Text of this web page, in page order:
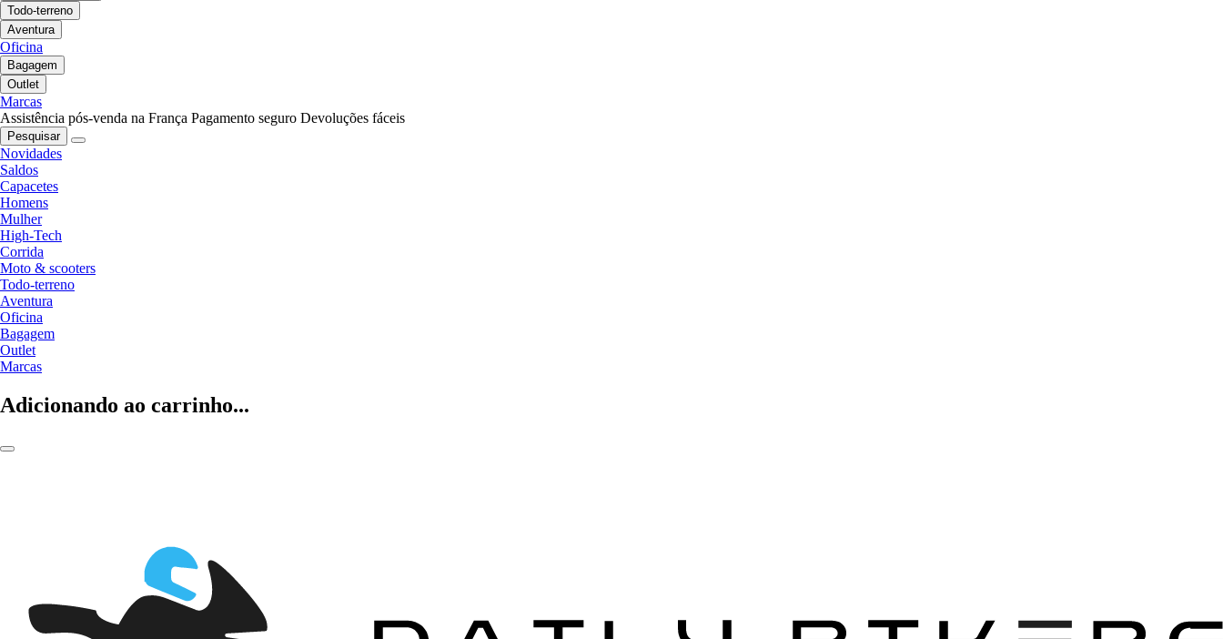
Todo-terreno
Aventura
Oficina
Bagagem
Outlet
Marcas
Assistência pós-venda na França Pagamento seguro Devoluções fáceis
Pesquisar
Novidades
Saldos
Capacetes
Homens
Mulher
High-Tech
Corrida
Moto & scooters
Todo-terreno
Aventura
Oficina
Bagagem
Outlet
Marcas
Adicionando ao carrinho...